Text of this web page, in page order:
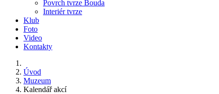
Povrch tvrze Bouda
Interiér tvrze
Klub
Foto
Video
Kontakty
Úvod
Muzeum
Kalendář akcí